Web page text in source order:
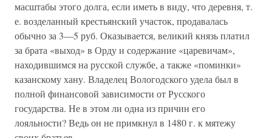
масштабы этого долга, если иметь в виду, что деревня, т.
е. возделанный крестьянский участок, продавалась
обычно за 3—5 руб. Оказывается, великий князь платил
за брата «выход» в Орду и содержание «царевичам»,
находившимся на русской службе, а также «поминки»
казанскому хану. Владелец Вологодского удела был в
полной финансовой зависимости от Русского
государства. Не в этом ли одна из причин его
лояльности? Ведь он не примкнул в 1480 г. к мятежу